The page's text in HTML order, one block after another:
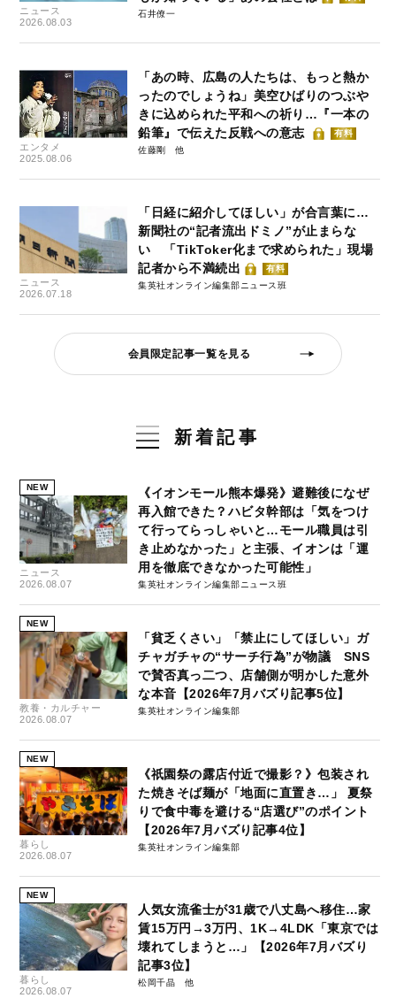
ニュース
2026.08.03
石井僚一
エンタメ
2025.08.06
「あの時、広島の人たちは、もっと熱か
ったのでしょうね」美空ひばりのつぶや
きに込められた平和への祈り…『一本の
鉛筆』で伝えた反戦への意志
有料
佐藤剛
ニュース
2026.07.18
「日経に紹介してほしい」が合言葉に…
新聞社の“記者流出ドミノ”が止まらな
い 「TikToker化まで求められた」現場
記者から不満続出
有料
集英社オンライン編集部ニュース班
会員限定記事一覧を見る
新着記事
NEW
ニュース
2026.08.07
《イオンモール熊本爆発》避難後になぜ
再入館できた？ハビタ幹部は「気をつけ
て行ってらっしゃいと…モール職員は引
き止めなかった」と主張、イオンは「運
用を徹底できなかった可能性」
集英社オンライン編集部ニュース班
NEW
教養・カルチャー
2026.08.07
「貧乏くさい」「禁止にしてほしい」ガ
チャガチャの“サーチ行為”が物議 SNS
で賛否真っ二つ、店舗側が明かした意外
な本音【2026年7月バズり記事5位】
集英社オンライン編集部
NEW
暮らし
2026.08.07
《祇園祭の露店付近で撮影？》包装され
た焼きそば麺が「地面に直置き…」 夏祭
りで食中毒を避ける“店選び”のポイント
【2026年7月バズり記事4位】
集英社オンライン編集部
NEW
暮らし
2026.08.07
人気女流雀士が31歳で八丈島へ移住…家
賃15万円→3万円、1K→4LDK「東京では
壊れてしまうと…」【2026年7月バズり
記事3位】
松岡千晶